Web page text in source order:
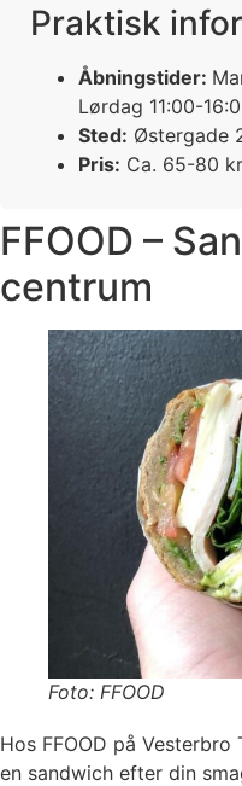
Praktisk
Åbningstider:
Lørdag 11:00-
Sted: Østergade
Pris: Ca. 65-80
FFOOD –
centrum
Foto: FFOOD
Hos FFOOD på
en sandwich efter din